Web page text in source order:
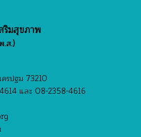
ริมสุขภาพ
.ส.)
รปฐม 73210
และ 08-2358-4616